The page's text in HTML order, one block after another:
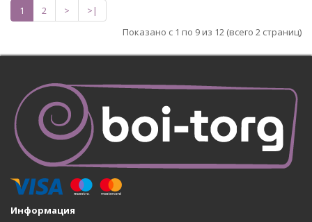
1 2 >
>|
Показано с 1 по 9 из 12 (всего 2 страниц)
Информация